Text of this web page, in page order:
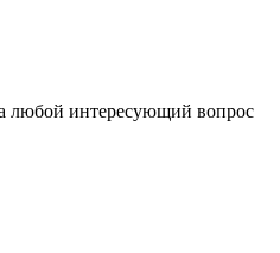
любой интересующий вопрос